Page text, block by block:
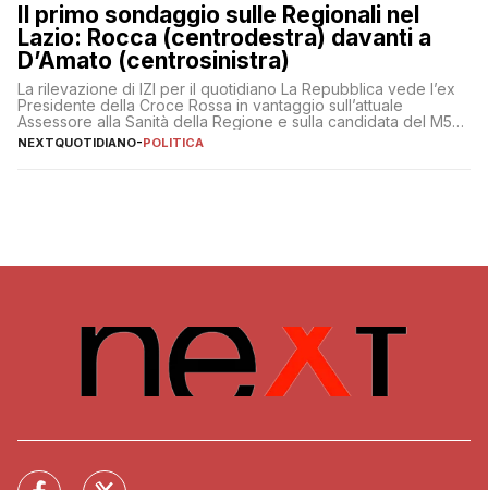
Il primo sondaggio sulle Regionali nel
Lazio: Rocca (centrodestra) davanti a
D’Amato (centrosinistra)
La rilevazione di IZI per il quotidiano La Repubblica vede l’ex
Presidente della Croce Rossa in vantaggio sull’attuale
Assessore alla Sanità della Regione e sulla candidata del M5S
Donatella Bianchi
NEXTQUOTIDIANO-POLITICA